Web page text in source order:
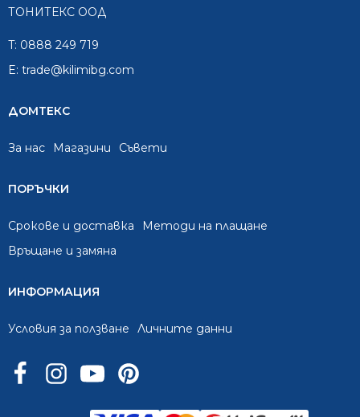
ТОНИТЕКС ООД
T: 0888 249 719
E: trade@kilimibg.com
ДОМТЕКС
За нас Mагазини Съвети
ПОРЪЧКИ
Срокове и доставка
Методи на плащане
Връщане и замяна
ИНФОРМАЦИЯ
Условия за ползване Личните данни